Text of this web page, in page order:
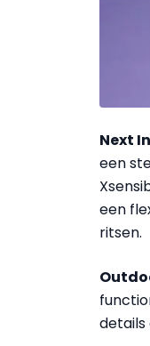
Next
een
een
ritsen.
details